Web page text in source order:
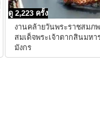
ดู 2,223 ครั้ง
งานคล้ายวันพระราชสมภ
สมเด็จพระเจ้าตากสินมหา
มังกร